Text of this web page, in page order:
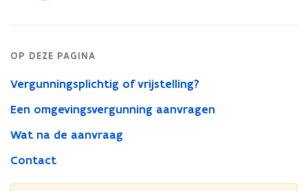
OP DEZE PAGINA
Vergunningsplichtig of vrijstelling?
Een omgevingsvergunning aanvragen
Wat na de aanvraag
Contact